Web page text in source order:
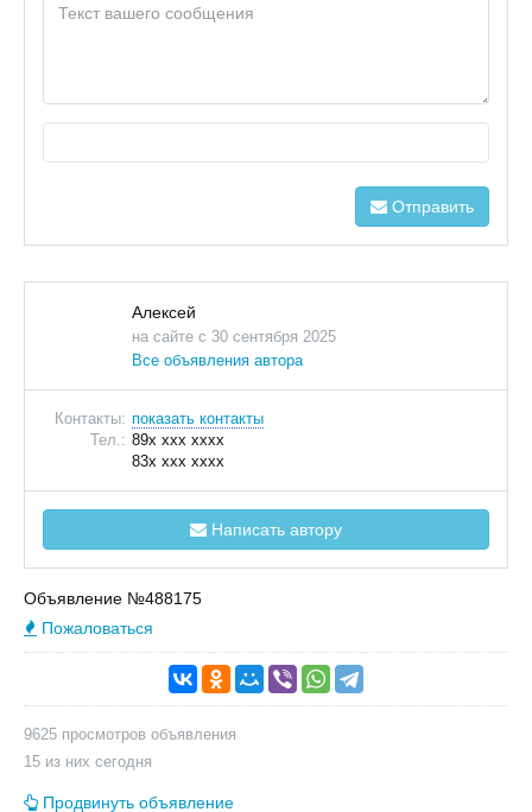
Отправить
Алексей
на сайте с 30 сентября 2025
Все объявления автора
Контакты: показать контакты
Тел.: 89x xxx xxxx
83x xxx xxxx
Написать автору
Объявление №488175
Пожаловаться
9625 просмотров объявления
15 из них сегодня
Продвинуть объявление